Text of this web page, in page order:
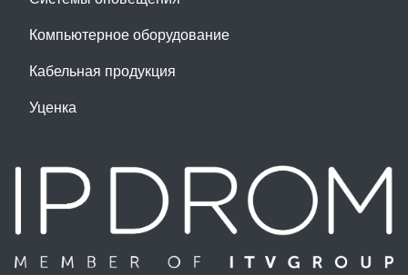
Компьютерное оборудование
Кабельная продукция
Уценка